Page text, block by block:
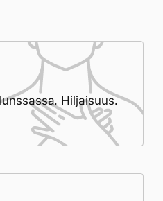
Hiljaisuus.